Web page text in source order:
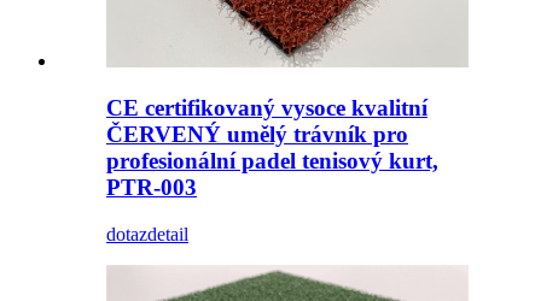
CE certifikovaný vysoce kvalitní
ČERVENÝ umělý trávník pro
profesionální padel tenisový kurt,
PTR-003
dotazdetail